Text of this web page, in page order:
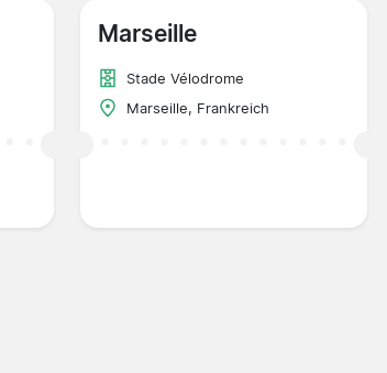
Marseille
Stade Vélodrome
Marseille, Frankreich